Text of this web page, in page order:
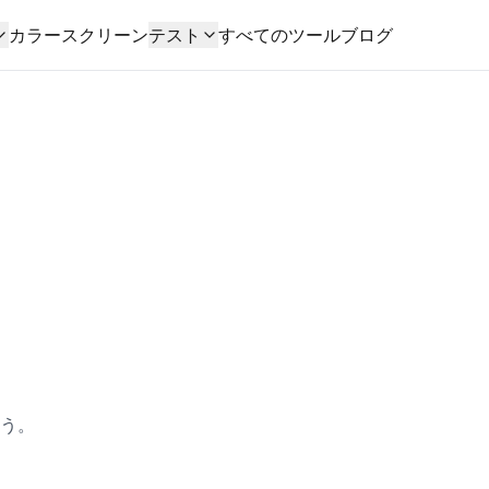
カラースクリーンテスト すべてのツールブログ
。